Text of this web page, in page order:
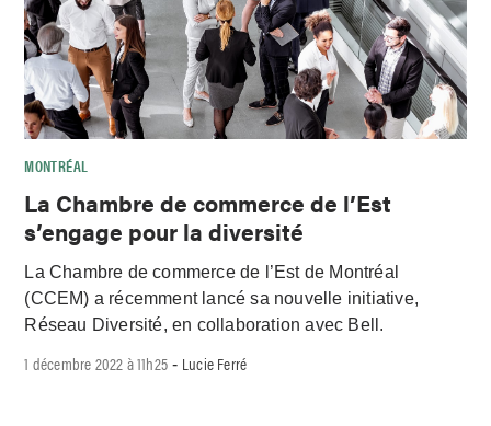
MONTRÉAL
La Chambre de commerce de l’Est
s’engage pour la diversité
La Chambre de commerce de l’Est de Montréal
(CCEM) a récemment lancé sa nouvelle initiative,
Réseau Diversité, en collaboration avec Bell.
1 décembre 2022 à 11h25 - Lucie Ferré